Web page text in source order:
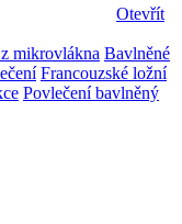
Otevřít
mikrovlákna Bavlněné
Francouzské ložní
Povlečení bavlněný